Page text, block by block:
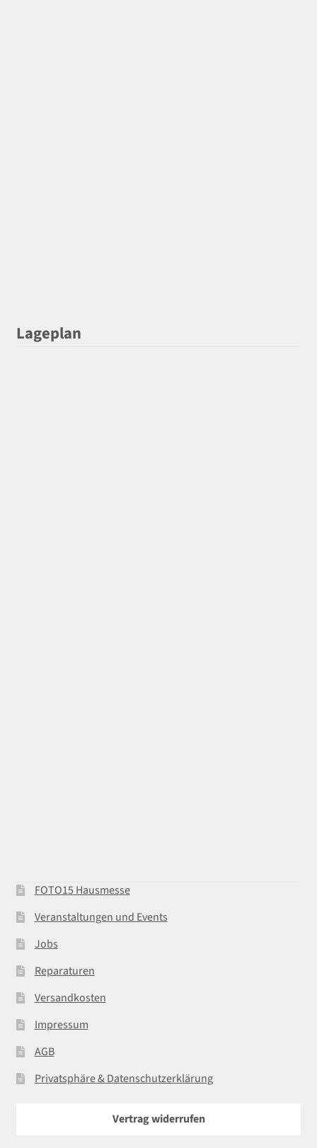
Lageplan
FOTO15 Hausmesse
Veranstaltungen und Events
Jobs
Reparaturen
Versandkosten
Impressum
AGB
Privatsphäre & Datenschutzerklärung
Vertrag widerrufen